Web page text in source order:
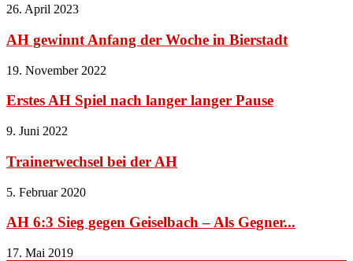
26. April 2023
AH gewinnt Anfang der Woche in Bierstadt
19. November 2022
Erstes AH Spiel nach langer langer Pause
9. Juni 2022
Trainerwechsel bei der AH
5. Februar 2020
AH 6:3 Sieg gegen Geiselbach – Als Gegner...
17. Mai 2019